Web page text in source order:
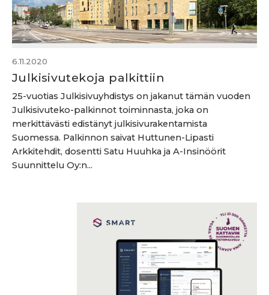
6.11.2020
Julkisivutekoja palkittiin
25-vuotias Julkisivuyhdistys on jakanut tämän vuoden
Julkisivuteko-palkinnot toiminnasta, joka on
merkittävästi edistänyt julkisivurakentamista
Suomessa. Palkinnon saivat Huttunen-Lipasti
Arkkitehdit, dosentti Satu Huuhka ja A-Insinöörit
Suunnittelu Oy:n...